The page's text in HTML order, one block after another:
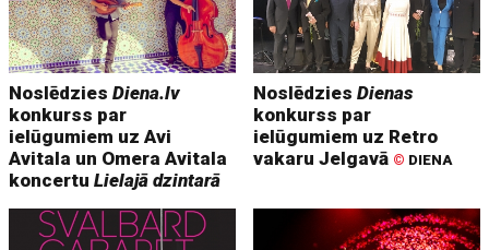
NoslēdziesDiena.lv
konkurss par
ielūgumiem uz Avi
Avitala un Omera Avitala
koncertuLielajā dzintarā
NoslēdziesDienas
konkurss par
ielūgumiem uz Retro
vakaru Jelgavā © DIENA